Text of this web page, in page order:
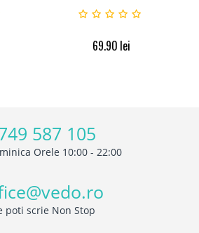
69.90 lei
587 105
Orele 10:00 - 22:00
poti scrie Non Stop